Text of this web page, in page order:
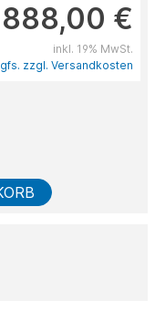
888,00 €
inkl. 19% MwSt.
zzgl. Versandkosten